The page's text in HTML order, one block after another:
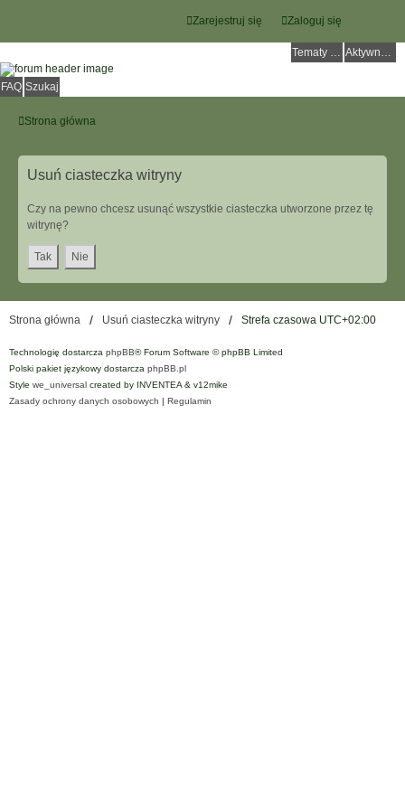
Zaloguj się
Zarejestruj się
Tematy bez odpowiedzi Aktywne tematy
FAQ Szukaj
Strona główna
Usuń ciasteczka witryny
Czy na pewno chcesz usunąć wszystkie ciasteczka utworzone przez tę
witrynę?
Strona główna Usuń ciasteczka witryny Strefa czasowa UTC+02:00
Technologię dostarcza phpBB® Forum Software © phpBB Limited
Polski pakiet językowy dostarcza phpBB.pl
Style we_universal created by INVENTEA & v12mike
Zasady ochrony danych osobowych | Regulamin